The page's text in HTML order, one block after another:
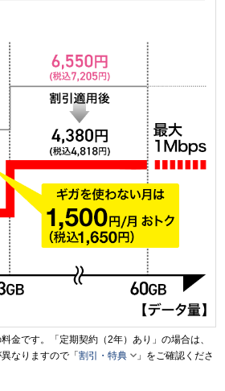
金です。「定期契約（2年）あり」の場合は、
なりますので「 割引・特典 」をご確認くださ